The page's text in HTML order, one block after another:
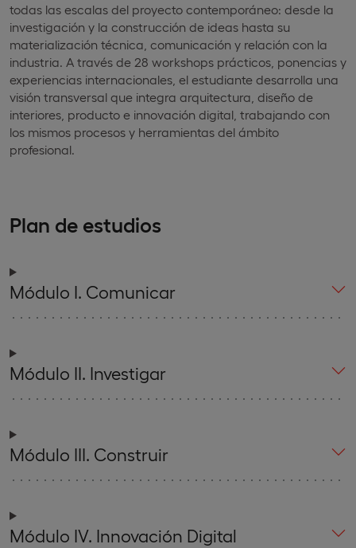
todas las escalas del proyecto contemporáneo: desde la
investigación y la construcción de ideas hasta su
materialización técnica, comunicación y relación con la
industria. A través de 28 workshops prácticos, ponencias y
experiencias internacionales, el estudiante desarrolla una
visión transversal que integra arquitectura, diseño de
interiores, producto e innovación digital, trabajando con
los mismos procesos y herramientas del ámbito
profesional.
Plan de estudios
Módulo I. Comunicar
Módulo II. Investigar
Módulo III. Construir
Módulo IV. Innovación Digital